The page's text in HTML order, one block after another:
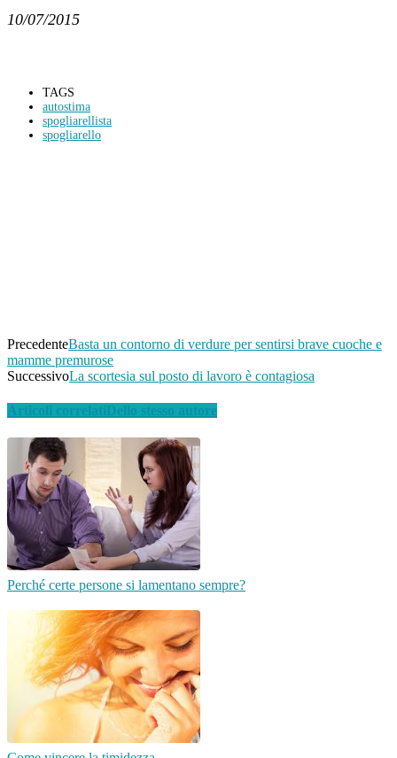
10/07/2015
TAGS
autostima
spogliarellista
spogliarello
PrecedenteBasta un contorno di verdure per sentirsi brave cuoche e
mamme premurose
SuccessivoLa scortesia sul posto di lavoro è contagiosa
Perché certe persone si lamentano sempre?